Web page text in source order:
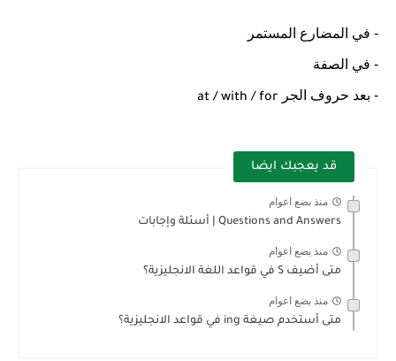
- في المضارع المستمر
- في الصفة
- بعد حروف الجر at / with / for
قد يعجبك ايضا
منذ بضع اعوام
Questions and Answers | أسئلة وإجابات
منذ بضع اعوام
متى أضيف S في قواعد اللغة الانجليزية؟
منذ بضع اعوام
متى أستخدم صيغة ing في قواعد الانجليزية؟